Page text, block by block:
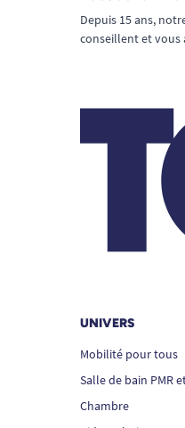
Depuis 15 ans,
conseillent et vous
UNIVERS
Mobilité pour tous
Salle de bain PMR
Chambre